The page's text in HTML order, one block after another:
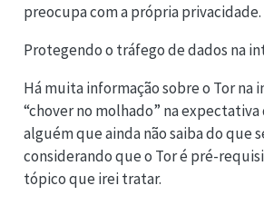
preocupa com a própria privacidade.
Protegendo o tráfego de dados na
Há muita informação sobre o Tor na
“chover no molhado” na expectativa
alguém que ainda não saiba do que
considerando que o Tor é pré-
tópico que irei tratar.